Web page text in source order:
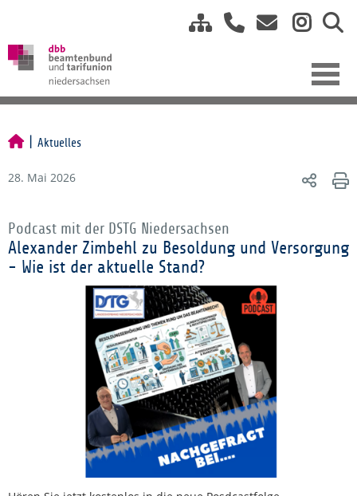
Aktuelles
28. Mai 2026
Podcast mit der DSTG Niedersachsen
Alexander Zimbehl zu Besoldung und Versorgung
- Wie ist der aktuelle Stand?